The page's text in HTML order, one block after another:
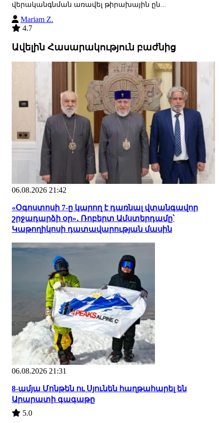
վերականգնման առավել թիրախային ըն...
Mariam Z.
4.7
Ավելին Հասարակություն բաժնից
06.08.2026 21:42
«Օգոստոսի 7-ը կարող է դառնալ վտանգավոր
շրջադարձի օր»․ Ռոբերտ Ամստերդամը՝
Կաթողիկոսի դատավարության մասին
06.08.2026 21:31
8-ամյա Մոնթեն ու Սյունեն հաղթահարել են
Արարատի գագաթը
5.0